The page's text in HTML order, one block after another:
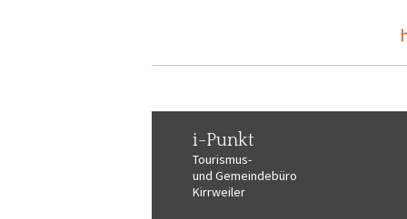
i-Punkt
Tourismus-
und Gemeindebüro
Kirrweiler